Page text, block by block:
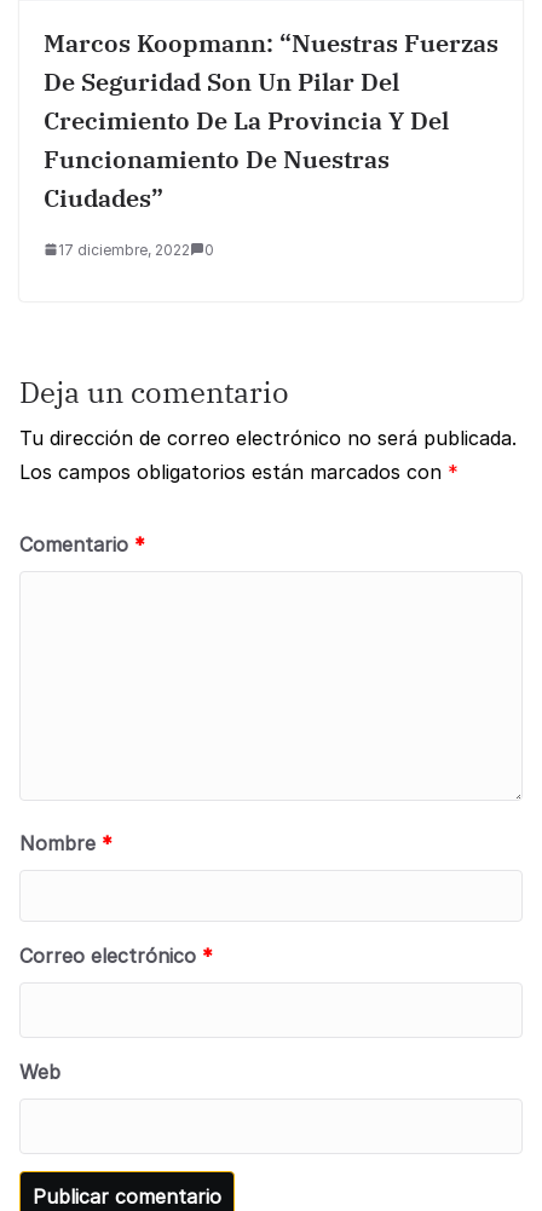
Marcos Koopmann: “Nuestras Fuerzas
De Seguridad Son Un Pilar Del
Crecimiento De La Provincia Y Del
Funcionamiento De Nuestras
Ciudades”
17 diciembre, 2022 0
Deja un comentario
Tu dirección de correo electrónico no será publicada.
Los campos obligatorios están marcados con *
Comentario *
Nombre *
Correo electrónico *
Web